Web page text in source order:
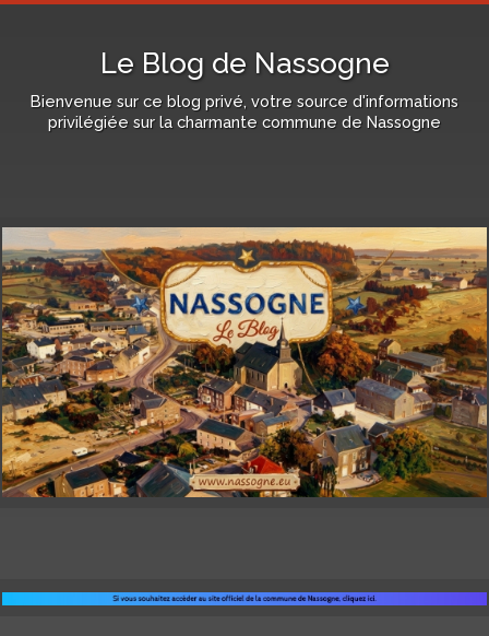
Le Blog de Nassogne
Bienvenue sur ce blog privé, votre source d'informations
privilégiée sur la charmante commune de Nassogne